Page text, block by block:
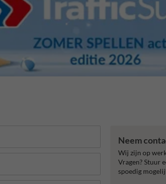
Neem
Wij zijn op
Vragen? Stuur
spoedig